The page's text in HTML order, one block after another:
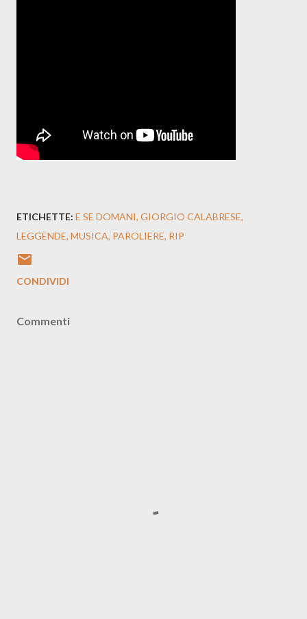
ETICHETTE: E SE DOMANI GIORGIO CALABRESE
LEGGENDE MUSICA PAROLIERE RIP
CONDIVIDI
Commenti